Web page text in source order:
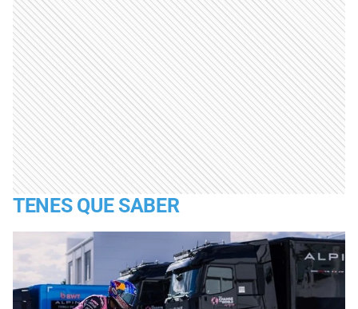
TENES QUE SABER